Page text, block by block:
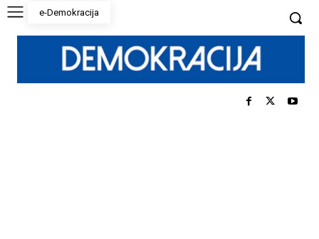
e-Demokracija